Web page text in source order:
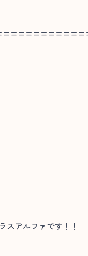
スアルファです！！